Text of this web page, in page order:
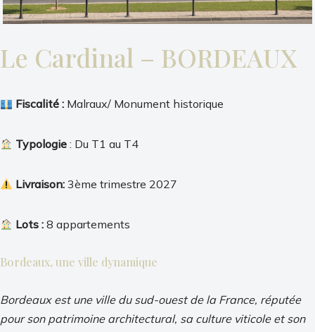
Le Cardinal – BORDEAUX
Fiscalité : Malraux/ Monument historique
Typologie : Du T1 au T4
Livraison:3ème trimestre 2027
Lots : 8 appartements
Bordeaux, une ville dynamique
Bordeaux est une ville du sud-ouest de la France, réputée
pour son patrimoine architectural, sa culture viticole et son